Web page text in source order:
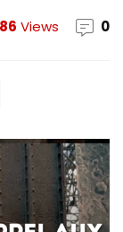
Views 0